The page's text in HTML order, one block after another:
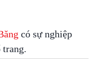
có sự nghiệp
trang.